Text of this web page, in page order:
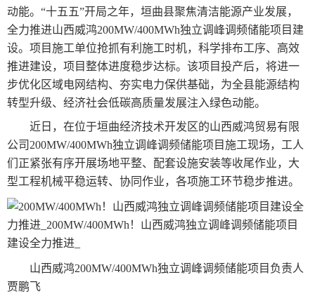
动能。“十五五”开局之年，垣曲县聚焦清洁能源产业发展，
全力推进山西威鸿200MW/400MWh独立调峰调频储能项目建
设。项目施工单位抢抓有利施工时机，科学排布工序、高效
推进建设，项目整体进度稳步达标。该项目投产后，将进一
步优化区域电网结构、夯实电力保供基础，为全县能源结构
转型升级、经济社会低碳高质量发展注入绿色动能。
近日，在位于垣曲经济技术开发区的山西威鸿贸易有限
公司200MW/400MWh独立调峰调频储能项目施工现场，工人
们正紧张有序开展场地平整、配套设施安装等收尾作业，大
型工程机械平稳运转、协同作业，各项施工环节稳步推进。
山西威鸿200MW/400MWh独立调峰调频储能项目负责人
贾鹏飞